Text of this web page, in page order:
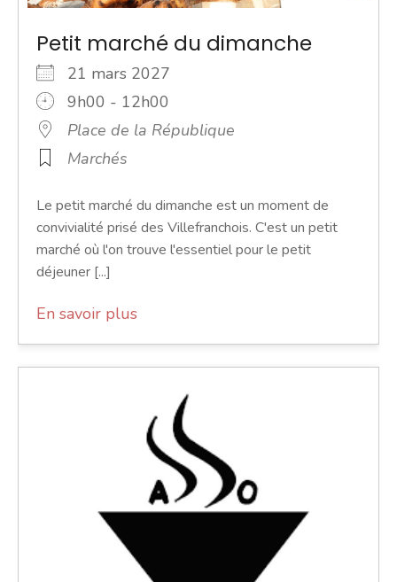
Petit marché du dimanche
21 mars 2027
9h00 - 12h00
Place de la République
Marchés
Le petit marché du dimanche est un moment de
convivialité prisé des Villefranchois. C'est un petit
marché où l'on trouve l'essentiel pour le petit
déjeuner [...]
En savoir plus